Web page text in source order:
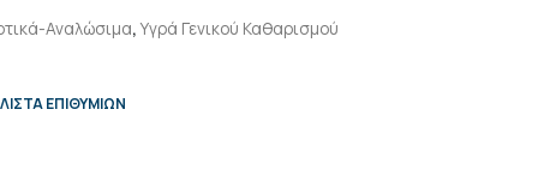
Αναλώσιμα, Υγρά Γενικού Καθαρισμού
ΕΠΙΘΥΜΙΏΝ